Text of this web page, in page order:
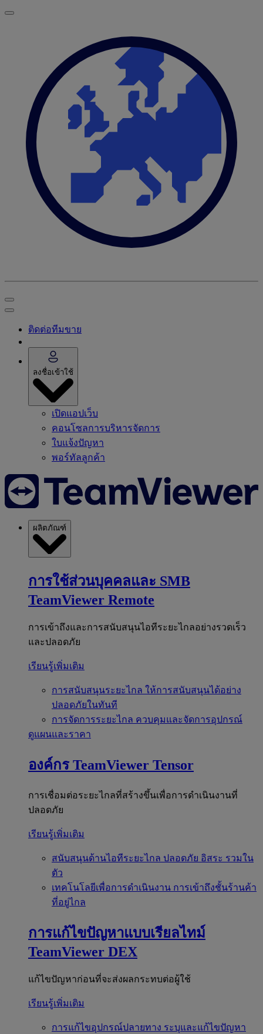
ติดต่อทีมขาย
ลงชื่อเข้าใช้
เปิดแอปเว็บ
คอนโซลการบริหารจัดการ
ใบแจ้งปัญหา
พอร์ทัลลูกค้า
ผลิตภัณฑ์
การใช้ส่วนบุคคลและ SMB
TeamViewer Remote
การเข้าถึงและการสนับสนุนไอทีระยะไกลอย่างรวดเร็ว
และปลอดภัย
เรียนรู้เพิ่มเติม
การสนับสนุนระยะไกล ให้การสนับสนุนได้อย่าง
ปลอดภัยในทันที
การจัดการระยะไกล ควบคุมและจัดการอุปกรณ์
ดูแผนและราคา
องค์กร TeamViewer Tensor
การเชื่อมต่อระยะไกลที่สร้างขึ้นเพื่อการดำเนินงานที่
ปลอดภัย
เรียนรู้เพิ่มเติม
สนับสนุนด้านไอทีระยะไกล ปลอดภัย อิสระ รวมใน
ตัว
เทคโนโลยีเพื่อการดำเนินงาน การเข้าถึงชั้นร้านค้า
ที่อยู่ไกล
การแก้ไขปัญหาแบบเรียลไทม์
TeamViewer DEX
แก้ไขปัญหาก่อนที่จะส่งผลกระทบต่อผู้ใช้
เรียนรู้เพิ่มเติม
การแก้ไขอุปกรณ์ปลายทาง ระบุและแก้ไขปัญหา